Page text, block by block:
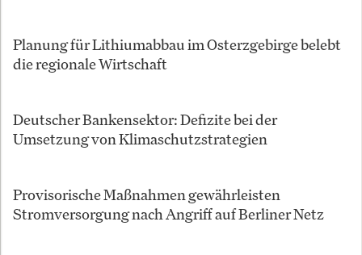
Planung für Lithiumabbau im Osterzgebirge belebt
die regionale Wirtschaft
Deutscher Bankensektor: Defizite bei der
Umsetzung von Klimaschutzstrategien
Provisorische Maßnahmen gewährleisten
Stromversorgung nach Angriff auf Berliner Netz